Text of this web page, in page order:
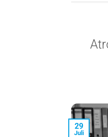
29
Juli